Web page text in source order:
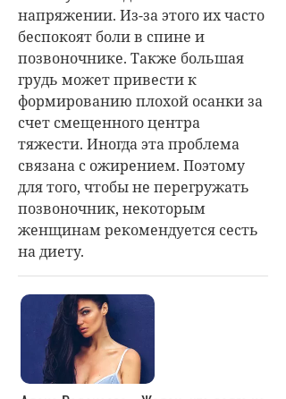
напряжении. Из-за этого их часто
беспокоят боли в спине и
позвоночнике. Также большая
грудь может привести к
формированию плохой осанки за
счет смещенного центра
тяжести. Иногда эта проблема
связана с ожирением. Поэтому
для того, чтобы не перегружать
позвоночник, некоторым
женщинам рекомендуется сесть
на диету.